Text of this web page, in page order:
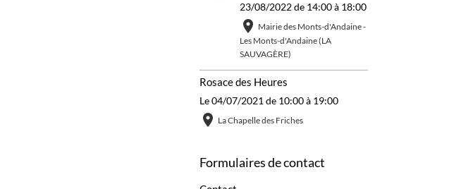
23/08/2022de 14:00à 18:00
Mairie des Monts-d'Andaine -
Les Monts-d'Andaine (LA
SAUVAGÈRE)
Rosace des Heures
Le 04/07/2021 de 10:00à 19:00
La Chapelle des Friches
Formulaires de contact